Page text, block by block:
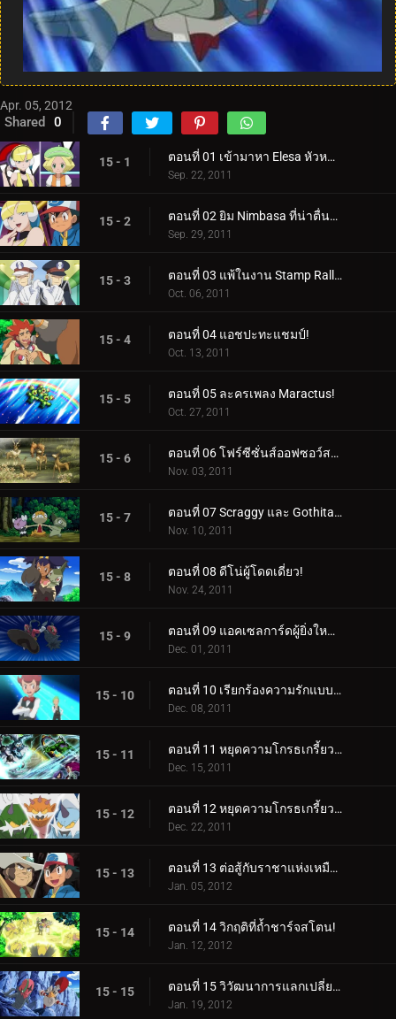
Apr. 05, 2012
Shared 0
15 - 1 ตอนที่ 01 เข้ามาหา Elesa หัวหน้ายิมที่มีพลังไฟฟ้า!
Sep. 22, 2011
15 - 2 ตอนที่ 02 ยิม Nimbasa ที่น่าตื่นตาตื่นใจ!
Sep. 29, 2011
15 - 3 ตอนที่ 03 แพ้ในงาน Stamp Rally!
Oct. 06, 2011
15 - 4 ตอนที่ 04 แอชปะทะแชมป์!
Oct. 13, 2011
15 - 5 ตอนที่ 05 ละครเพลง Maractus!
Oct. 27, 2011
15 - 6 ตอนที่ 06 โฟร์ซีซั่นส์ออฟซอว์สบัค!
Nov. 03, 2011
15 - 7 ตอนที่ 07 Scraggy และ Gothita ผู้เรียกร้อง!
Nov. 10, 2011
15 - 8 ตอนที่ 08 ดีโน่ผู้โดดเดี่ยว!
Nov. 24, 2011
15 - 9 ตอนที่ 09 แอคเซลการ์ดผู้ยิ่งใหญ่เข้าช่วยเหลือ!
Dec. 01, 2011
15 - 10 ตอนที่ 10 เรียกร้องความรักแบบพี่น้อง!
Dec. 08, 2011
15 - 11 ตอนที่ 11 หยุดความโกรธเกรี้ยวแห่งตำนาน! (1)
Dec. 15, 2011
15 - 12 ตอนที่ 12 หยุดความโกรธเกรี้ยวแห่งตำนาน! (2)
Dec. 22, 2011
15 - 13 ตอนที่ 13 ต่อสู้กับราชาแห่งเหมือง!
Jan. 05, 2012
15 - 14 ตอนที่ 14 วิกฤติที่ถ้ำชาร์จสโตน!
Jan. 12, 2012
15 - 15 ตอนที่ 15 วิวัฒนาการแลกเปลี่ยนความตื่นเต้น!
Jan. 19, 2012